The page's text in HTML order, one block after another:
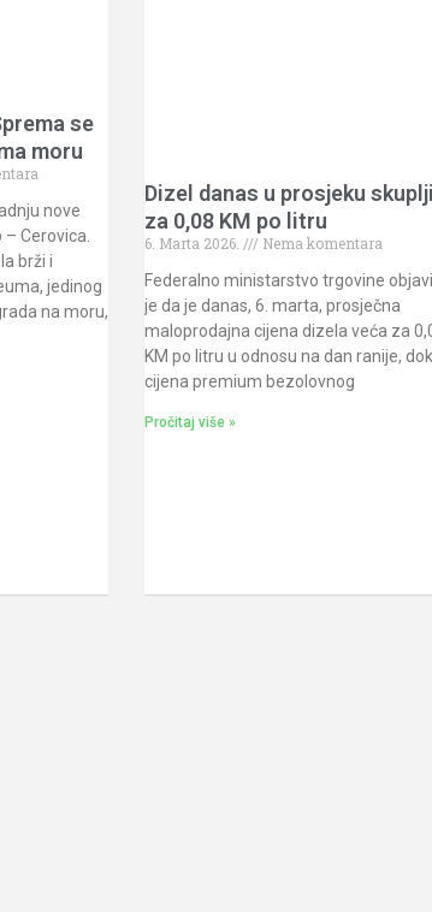
se
moru
nove
Cerovica.
brži i
jedinog
na moru,
Dizel danas u prosjeku
za 0,08 KM po litru
6. Marta 2026.
Nema komentara
Federalno ministarstvo trgovine
je da je danas, 6. marta, prosječna
maloprodajna cijena dizela veća za
KM po litru u odnosu na dan ranije,
cijena premium bezolovnog
Pročitaj više »